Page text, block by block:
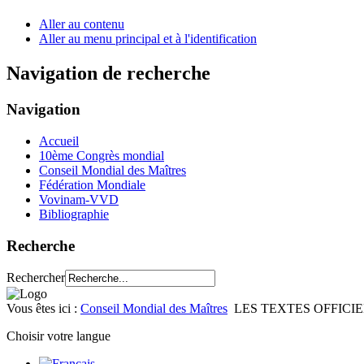
Aller au contenu
Aller au menu principal et à l'identification
Navigation de recherche
Navigation
Accueil
10ème Congrès mondial
Conseil Mondial des Maîtres
Fédération Mondiale
Vovinam-VVD
Bibliographie
Recherche
Rechercher
Vous êtes ici : Conseil Mondial des Maîtres LES TEXTES
Choisir votre langue